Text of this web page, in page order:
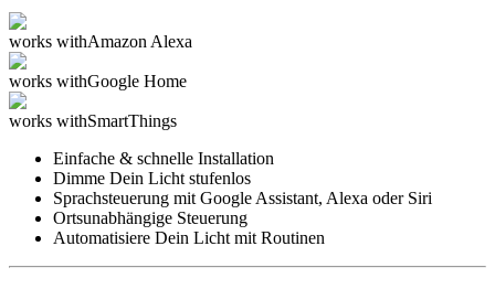
works withAmazon Alexa
works withGoogle Home
works withSmartThings
Einfache & schnelle Installation
Dimme Dein Licht stufenlos
Sprachsteuerung mit Google Assistant, Alexa oder Siri
Ortsunabhängige Steuerung
Automatisiere Dein Licht mit Routinen